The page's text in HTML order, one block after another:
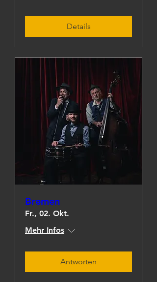
Details
Bremen
Fr., 02. Okt.
Mehr Infos
Antworten